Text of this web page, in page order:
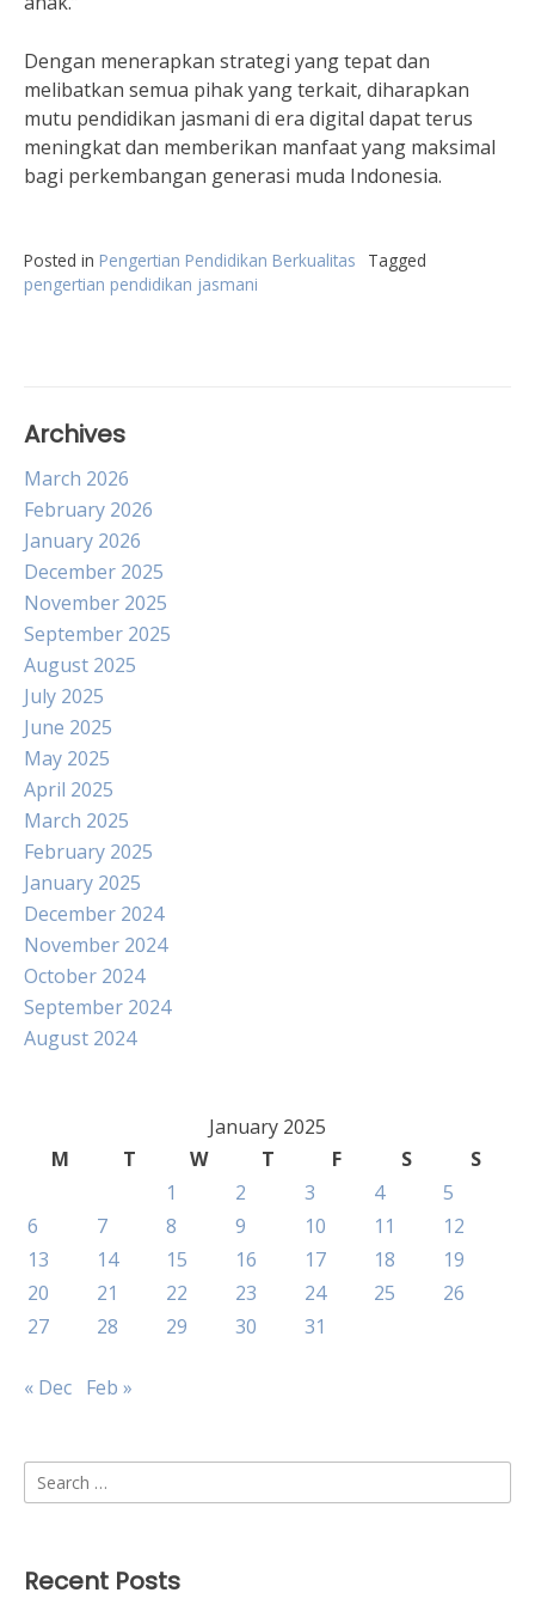
Dengan menerapkan strategi yang tepat dan
melibatkan semua pihak yang terkait, diharapkan
mutu pendidikan jasmani di era digital dapat terus
meningkat dan memberikan manfaat yang maksimal
bagi perkembangan generasi muda Indonesia.
Posted in Pengertian Pendidikan Berkualitas
Tagged
pengertian pendidikan jasmani
Archives
March 2026
February 2026
January 2026
December 2025
November 2025
September 2025
August 2025
July 2025
June 2025
May 2025
April 2025
March 2025
February 2025
January 2025
December 2024
November 2024
October 2024
September 2024
August 2024
January 2025
M
T W T F S
S
1
2 3 4
5
6
7 8 9 10 11
12
13
14 15 16 17 18
19
20
21 22 23 24 25
26
27
28 29 30 31
« Dec Feb »
Search
for:
Recent Posts